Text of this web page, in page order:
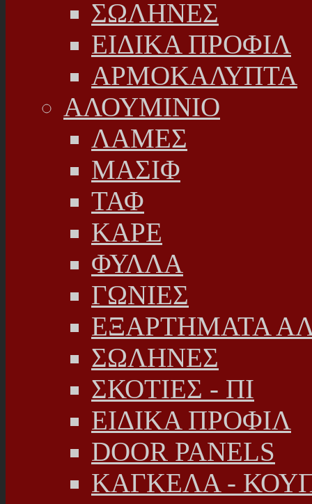
ΣΩΛΗΝΕΣ
ΕΙΔΙΚΑ ΠΡΟΦΙΛ
ΑΡΜΟΚΑΛΥΠΤΑ
ΑΛΟΥΜΙΝΙΟ
ΛΑΜΕΣ
ΜΑΣΙΦ
ΤΑΦ
ΚΑΡΕ
ΦΥΛΛΑ
ΓΩΝΙΕΣ
ΕΞΑΡΤΗΜΑΤΑ
ΣΩΛΗΝΕΣ
ΣΚΟΤΙΕΣ - ΠΙ
ΕΙΔΙΚΑ ΠΡΟΦΙΛ
DOOR PANELS
ΚΑΓΚΕΛΑ -